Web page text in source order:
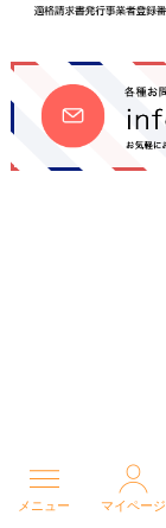
メニュー マイページ